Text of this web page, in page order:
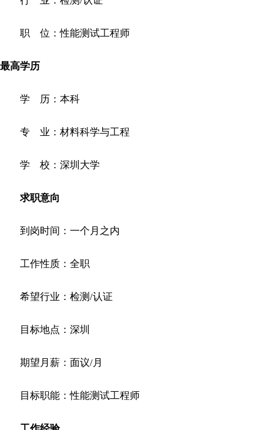
职 位：性能测试工程师
最高学历
学 历：本科
专 业：材料科学与工程
学 校：深圳大学
求职意向
到岗时间：一个月之内
工作性质：全职
希望行业：检测/认证
目标地点：深圳
期望月薪：面议/月
目标职能：性能测试工程师